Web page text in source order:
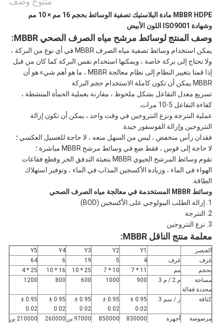
MBBR HDPE مادة البلاستيك تصفية الوسائط بحجم 16 مم × 10 مم
وشهادة ISO9001 اللون الأبيض
وصف المنتج لوسائط مرشح مياه الصرف الصحي MBBR:
يمكن استخدام وسائط تصفية مياه الصرف MBBR في أي نوع من البركة ،
ولا تحتاج إلى بركة خاصة ، ويمكنها استخدام نفس البركة كما كان من قبل
إذا قمنا بتغيير النظام إلى نظام معالجة MBBR ، ما هو أهم شيء هو أن
MBBR يمكن أن تكون كاملة الاستخدام حجم البركة
تسريع معدل التفاعل بشكل ملحوظ ، مقارنة بعملية الحمأة المنشطة ،
كفاءة التفاعل 5-10 مرات.
عملية النترجة ونزع النتروجين في وقت واحد ، يمكن أن تكون إزالة
النتروجين وإزالة الفوسفور جيدة.
فقدان رأس منخفض ، ليس من السهل منعه ، لا حاجة للغسيل العكسي ؛
لا حاجة إلى قوس ، فقط ضع في وسائط مرشح MBBR مباشرة ؛
تقوم وسائط المرشح الحيوي MBBR بتعبئة التدفق الحر وقطع فقاعات
الهواء في الماء ، وزيادة الأكسجين المذاب في الماء ، وتوفير استهلاك
الطاقة.
وسائط MBBR المستخدمة في معالجة مياه الصرف الصحي
1. إزالة الطلب البيولوجي على الأكسجين (BOD)
2. النترجة
3. نزع النتروجين
معلمة منتج الناقل MBBR:
العنصر Y1
Y2
Y3
Y4
Y5
غرف
غرف 4
5
19
6
64
بحجم
مم 11 * 7
10 * 7
25 * 10
16 * 10
25 * 4
مساحة
محددة فعالة
م 2 / م 3 900
1000
600
800
1200
كثافة ز / سم 3
0.95 ±
0.02
0.95 ±
0.02
0.95 ±
0.02
0.95 ±
0.02
0.95 ±
0.02
مرصوصة
أجهزة
830000
850000
97000 ين 260000
210000 ين